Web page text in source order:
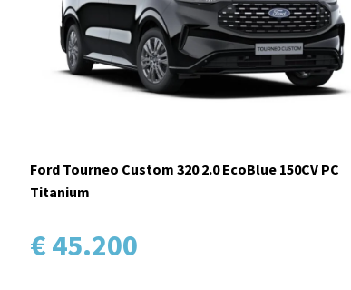
Ford Tourneo Custom 320 2.0 EcoBlue 150CV PC
Titanium
€ 45.200